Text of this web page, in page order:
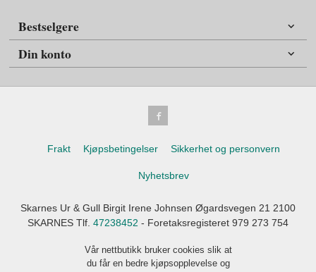
Bestselgere
Din konto
Frakt Kjøpsbetingelser Sikkerhet og personvern
Nyhetsbrev
Skarnes Ur & Gull Birgit Irene Johnsen Øgardsvegen 21 2100
SKARNES Tlf. 47238452 - Foretaksregisteret 979 273 754
Vår nettbutikk bruker cookies slik at
du får en bedre kjøpsopplevelse og